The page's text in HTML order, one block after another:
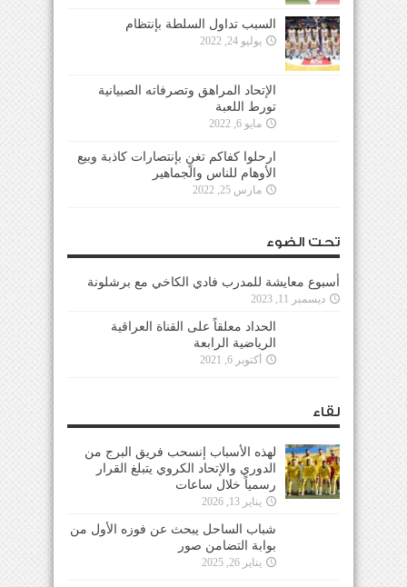
السبب تداول السلطة بإنتظام
يوليو 24, 2022
الإتحاد المراهق وتصرفاته الصبيانية
تورط اللعبة
مايو 6, 2022
ارحلوا كفاكم تغنٍ بإنتصارات كاذبة وبيع
الأوهام للناس والجماهير
مارس 25, 2022
تحت الضوء
أسبوع معايشة للمدرب فادي الكاخي مع برشلونة
ديسمبر 11, 2023
الحداد معلقاً على القناة العراقية
الرياضية الرابعة
أكتوبر 6, 2021
لقاء
لهذه الأسباب إنسحب فريق البرج من
الدوري والإتحاد الكروي يتبلغ القرار
رسمياً خلال ساعات
يناير 13, 2026
شباب الساحل يبحث عن فوزه الأول من
بوابة التضامن صور
يناير 26, 2025